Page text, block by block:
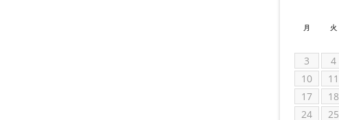
月 火
3
4
10
11
17
18
24
25